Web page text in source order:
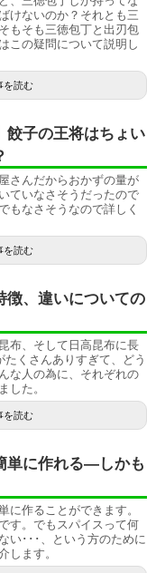
けないのか？それとも三
もそも三徳包丁と出刃包
この疑問について説明し
を読む
餃子の王将はちょい
さんだからおかずの量が
ていなさそうだったので
もなさそうなので詳しく
を読む
徴、違いについての
布、そして日高昆布に長
くさんありすぎて、どう
な人の為に、それぞれの
した。
を読む
単に作れる―しかも
に作ることができます。
す。でもスパイスって何
い･･･、という方のために
します。